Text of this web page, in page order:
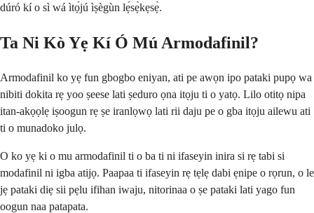
dúró kí o sì wá ìtọ́jú ìṣègùn lẹ́sẹ̀kẹsẹ̀.
Ta Ni Kò Yẹ Kí Ó Mú Armodafinil?
Armodafinil ko yẹ fun gbogbo eniyan, ati pe awọn ipo pataki pupọ wa
nibiti dokita rẹ yoo ṣeese lati ṣeduro ọna itọju ti o yatọ. Lilo otitọ nipa
itan-akọọlẹ iṣoogun rẹ ṣe iranlọwọ lati rii daju pe o gba itọju ailewu ati
ti o munadoko julọ.
O ko yẹ ki o mu armodafinil ti o ba ti ni ifaseyin inira si rẹ tabi si
modafinil ni igba atijọ. Paapaa ti ifaseyin rẹ tẹlẹ dabi ẹnipe o rọrun, o le
jẹ pataki diẹ sii pẹlu ifihan iwaju, nitorinaa o ṣe pataki lati yago fun
oogun naa patapata.